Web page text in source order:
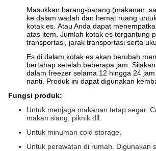
Masukkan barang-barang (makanan,
ke dalam wadah dan hemat ruang
kotak es. Atau Anda dapat
atas item. Jumlah kotak es tergantung
transportasi, jarak transportasi serta
Es di dalam kotak es akan berubah
bertahap setelah beberapa jam.
dalam freezer selama 12 hingga 24
nanti. Produk ini dapat digunakan
Fungsi produk:
Untuk menjaga makanan tetap segar,
makan siang, piknik dll.
Untuk minuman cold storage.
Untuk perawatan di rumah. Digunakan